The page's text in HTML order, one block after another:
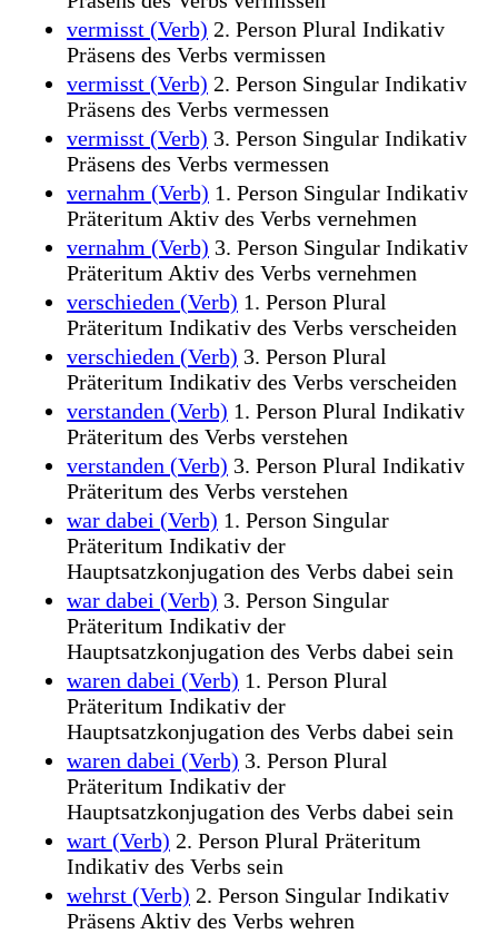
vermisst (Verb) 2. Person Plural Indikativ
Präsens des Verbs vermissen
vermisst (Verb) 2. Person Singular Indikativ
Präsens des Verbs vermessen
vermisst (Verb) 3. Person Singular Indikativ
Präsens des Verbs vermessen
vernahm (Verb) 1. Person Singular Indikativ
Präteritum Aktiv des Verbs vernehmen
vernahm (Verb) 3. Person Singular Indikativ
Präteritum Aktiv des Verbs vernehmen
verschieden (Verb) 1. Person Plural
Präteritum Indikativ des Verbs verscheiden
verschieden (Verb) 3. Person Plural
Präteritum Indikativ des Verbs verscheiden
verstanden (Verb) 1. Person Plural Indikativ
Präteritum des Verbs verstehen
verstanden (Verb) 3. Person Plural Indikativ
Präteritum des Verbs verstehen
war dabei (Verb) 1. Person Singular
Präteritum Indikativ der
Hauptsatzkonjugation des Verbs dabei sein
war dabei (Verb) 3. Person Singular
Präteritum Indikativ der
Hauptsatzkonjugation des Verbs dabei sein
waren dabei (Verb) 1. Person Plural
Präteritum Indikativ der
Hauptsatzkonjugation des Verbs dabei sein
waren dabei (Verb) 3. Person Plural
Präteritum Indikativ der
Hauptsatzkonjugation des Verbs dabei sein
wart (Verb) 2. Person Plural Präteritum
Indikativ des Verbs sein
wehrst (Verb) 2. Person Singular Indikativ
Präsens Aktiv des Verbs wehren